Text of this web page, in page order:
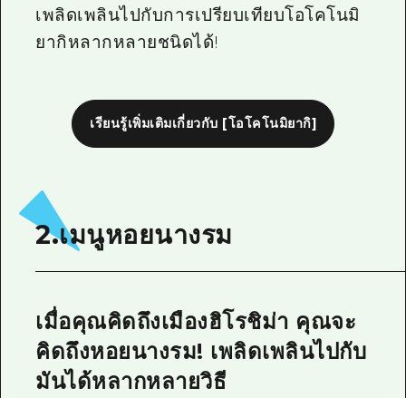
เพลิดเพลินไปกับการเปรียบเทียบโอโคโนมิ
ยากิหลากหลายชนิดได้!
เรียนรู้เพิ่มเติมเกี่ยวกับ [โอโคโนมิยากิ]
2.เมนูหอยนางรม
เมื่อคุณคิดถึงเมืองฮิโรชิม่า คุณจะ
คิดถึงหอยนางรม! เพลิดเพลินไปกับ
มันได้หลากหลายวิธี